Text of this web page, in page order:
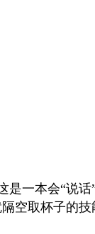
是一本会“说
空取杯子的